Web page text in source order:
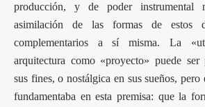
producción, y de poder instrumental
asimilación de las formas de estos
complementarios a sí misma. La
arquitectura como «proyecto» puede ser
sus fines, o nostálgica en sus sueños, pero
fundamentaba en esta premisa: que la